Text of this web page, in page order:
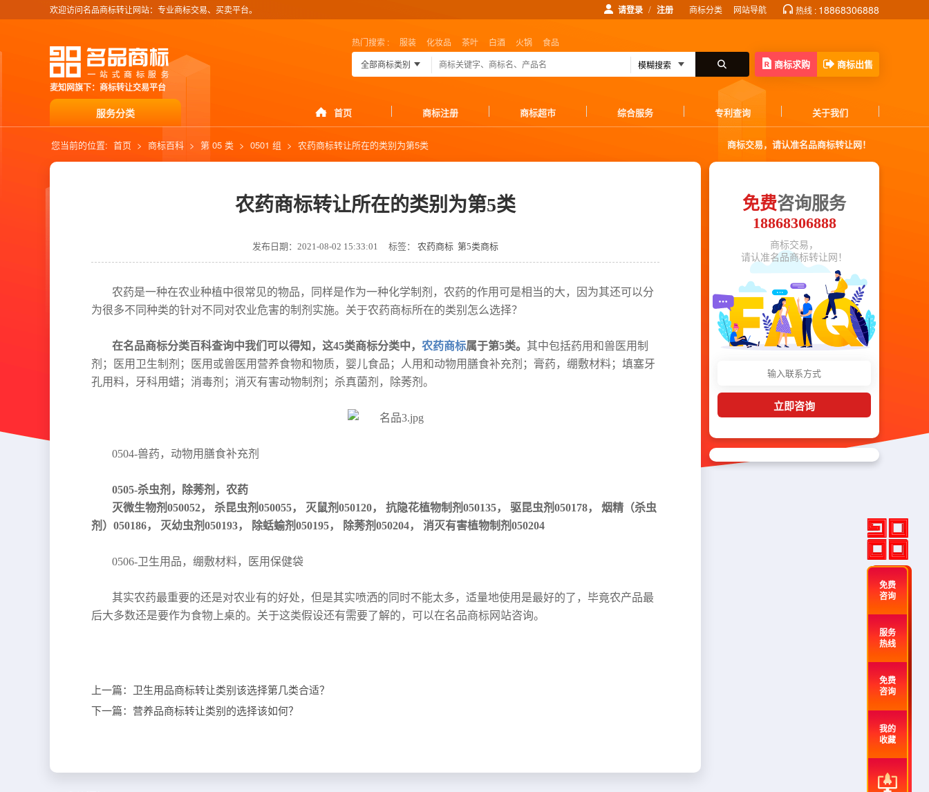
欢迎访问名品商标转让网站：专业商标交易、买卖平台。 请登录 / 注册 商标分类 网站导航 热线 : 18868306888
麦知网旗下：商标转让交易平台
热门搜索 : 服装 化妆品 茶叶 白酒 火锅
食品
全部商标类别
商标求购 商标出售
服务分类 首页 商标注册 商标超市 综合服务 专利查询 关于我们
您当前的位置: 首页 > 商标百科 > 第 05 类 > 0501 组 > 农药商标转让所在的类别为第5类 商标交易，请认准名品商标转让网！
农药商标转让所在的类别为第5类
发布日期：2021-08-02 15:33:01 标签： 农药商标​ 第5类商标
农药是一种在农业种植中很常见的物品，同样是作为一种化学制剂，农药的作用可是相当的大，因为其还可以分
为很多不同种类的针对不同对农业危害的制剂实施。关于农药商标所在的类别怎么选择？
在名品商标分类百科查询中我们可以得知，这45类商标分类中， 农药商标属于第5类。 其中包括药用和兽医用制
剂；医用卫生制剂；医用或兽医用营养食物和物质，婴儿食品；人用和动物用膳食补充剂；膏药，绷敷材料；填塞牙
孔用料，牙科用蜡；消毒剂；消灭有害动物制剂；杀真菌剂，除莠剂。
0504-兽药，动物用膳食补充剂
0505-杀虫剂，除莠剂，农药
灭微生物剂050052， 杀昆虫剂050055， 灭鼠剂050120， 抗隐花植物制剂050135， 驱昆虫剂050178， 烟精（杀虫
剂）050186， 灭幼虫剂050193， 除蛞蝓剂050195， 除莠剂050204， 消灭有害植物制剂050204
0506-卫生用品，绷敷材料，医用保健袋
其实农药最重要的还是对农业有的好处，但是其实喷洒的同时不能太多，适量地使用是最好的了，毕竟农产品最
后大多数还是要作为食物上桌的。关于这类假设还有需要了解的，可以在名品商标网站咨询。
上一篇：
卫生用品商标转让类别该选择第几类合适？
下一篇： 营养品商标转让类别的选择该如何？
免费咨询服务
18868306888
商标交易，
请认准名品商标转让网！
立即咨询
免费
咨询
服务
热线
免费
咨询
我的
收藏